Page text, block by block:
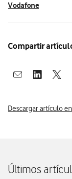
Vodafone
Compartir
Abrir ventana
Abrir
Descargar artículo
Últimos